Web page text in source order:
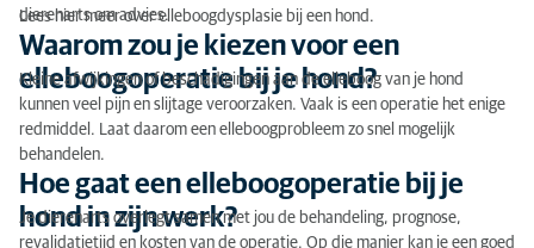
Waarom zou je kiezen voor een elleboogoperatie bij
je hond?
Hoe gaat een elleboogoperatie bij je hond in zijn
werk?
De nazorg van je hond na een elleboogoperatie
Operatie elleboog hond kosten
dierenarts om advies.
Lees hier meer over elleboogdysplasie bij een hond.
Waarom zou je kiezen voor een
elleboogoperatie bij je hond?
Kleine afwijkingen of beschadigingen aan de elleboog van je hond
kunnen veel pijn en slijtage veroorzaken. Vaak is een operatie het enige
redmiddel. Laat daarom een elleboogprobleem zo snel mogelijk
behandelen.
Hoe gaat een elleboogoperatie bij je
hond in zijn werk?
Je dierenarts overlegt samen met jou de behandeling, prognose,
revalidatietijd en kosten van de operatie. Op die manier kan je een goed